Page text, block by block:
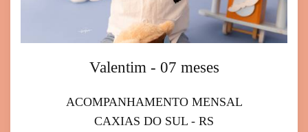
Valentim - 07 meses
ACOMPANHAMENTO MENSAL
CAXIAS DO SUL - RS